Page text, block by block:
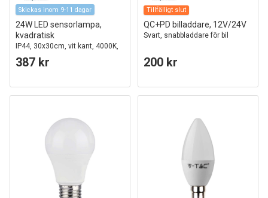
Skickas inom 9-11 dagar
24W LED sensorlampa,
kvadratisk
IP44, 30x30cm, vit kant, 4000K,
inbyggd mikrovågssensor
387 kr
Tillfälligt slut
QC+PD billaddare, 12V/24V
Svart, snabbladdare för bil
200 kr